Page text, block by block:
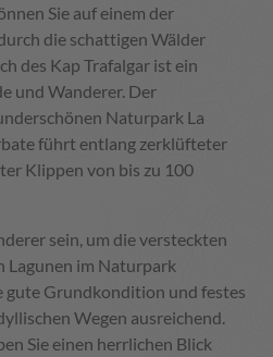
Sie auf einem der
die schattigen Wälder
des Kap Trafalgar ist ein
und Wanderer. Der
Naturpark La
führt entlang zerklüfteter
Klippen von bis zu 100
sein, um die versteckten
Lagunen im Naturpark
gute Grundkondition und festes
Wegen ausreichend.
Sie einen herrlichen Blick